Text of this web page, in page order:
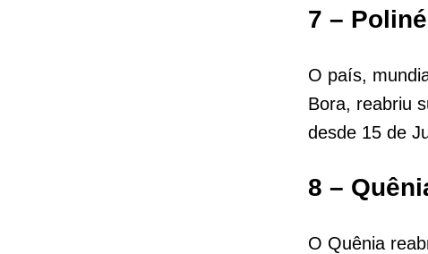
7 –
O país,
Bora, reabriu
desde 15 de
8 –
O Quênia